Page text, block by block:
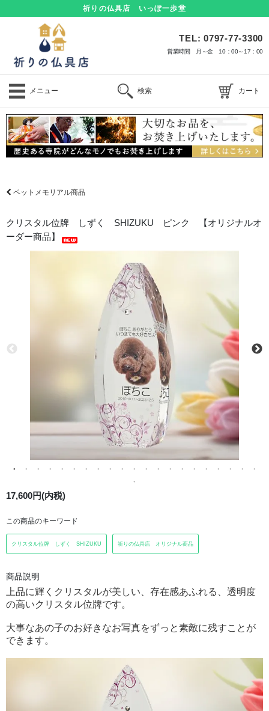
祈りの仏具店 いっぽ一歩堂
TEL: 0797-77-3300
営業時間 月～金 10：00～17：00
メニュー 検索 カート
ペットメモリアル商品
クリスタル位牌 しずく SHIZUKU ピンク 【オリジナルオ
ーダー商品】
17,600円(内税)
この商品のキーワード
クリスタル位牌 しずく SHIZUKU 祈りの仏具店 オリジナル商品
商品説明
上品に輝くクリスタルが美しい、存在感あふれる、透明度
の高いクリスタル位牌です。
大事なあの子のお好きなお写真をずっと素敵に残すことが
できます。